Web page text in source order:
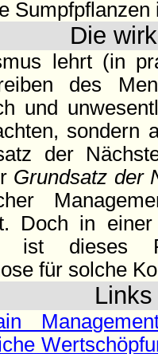
Sumpfpflanzen
Die
lehrt (in
des
und
sondern
der
Grundsatz der
Doch in
ist
für solche